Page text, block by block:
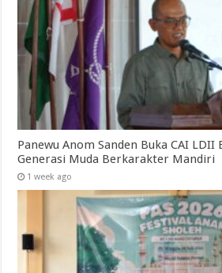
Panewu Anom Sanden Buka CAI
Generasi Muda Berkarakter Mandiri
1 week ago